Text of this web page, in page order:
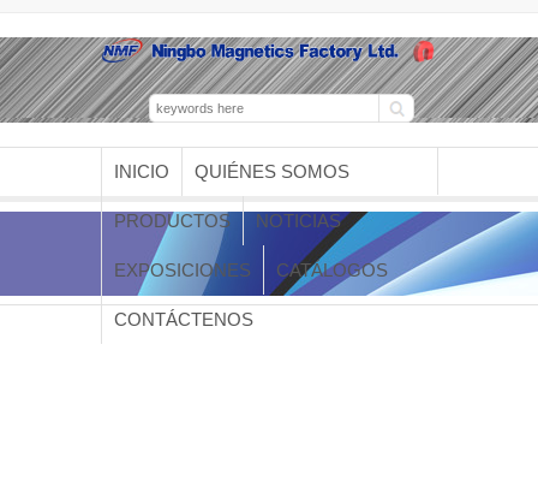
INICIO QUIÉNES SOMOS
PRODUCTOS NOTICIAS
EXPOSICIONES CATÁLOGOS
CONTÁCTENOS